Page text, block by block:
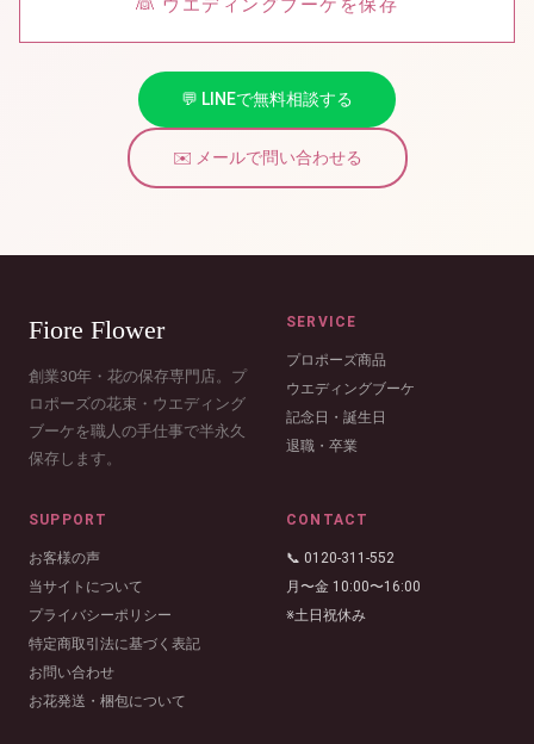
👰 ウエディングブーケを保存
💬 LINEで無料相談する
✉️ メールで問い合わせる
Fiore Flower
創業30年・花の保存専門店。プ
ロポーズの花束・ウエディング
ブーケを職人の手仕事で半永久
保存します。
SERVICE
プロポーズ商品
ウエディングブーケ
記念日・誕生日
退職・卒業
SUPPORT
お客様の声
当サイトについて
プライバシーポリシー
特定商取引法に基づく表記
お問い合わせ
お花発送・梱包について
CONTACT
📞 0120-311-552
月〜金 10:00〜16:00
※土日祝休み